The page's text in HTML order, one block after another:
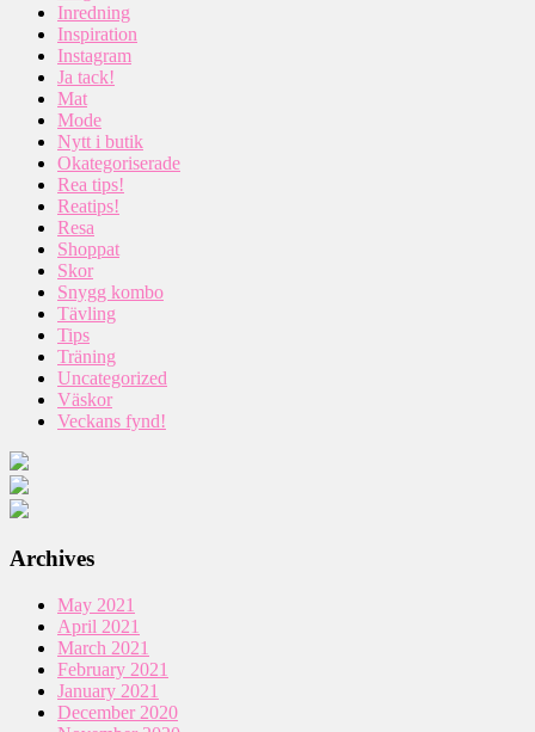
Inredning
Inspiration
Instagram
Ja tack!
Mat
Mode
Nytt i butik
Okategoriserade
Rea tips!
Reatips!
Resa
Shoppat
Skor
Snygg kombo
Tävling
Tips
Träning
Uncategorized
Väskor
Veckans fynd!
Archives
May 2021
April 2021
March 2021
February 2021
January 2021
December 2020